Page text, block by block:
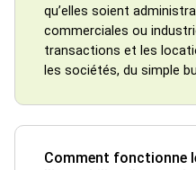
qu’elles soient
commerciales ou
transactions et les
les sociétés, du simple
Comment fonctionne